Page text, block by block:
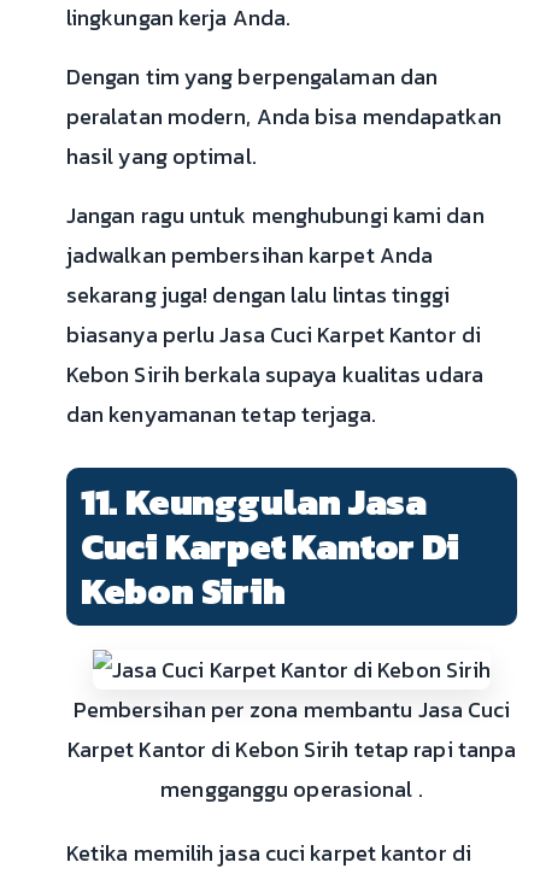
lingkungan kerja Anda.
Dengan tim yang berpengalaman dan
peralatan modern, Anda bisa mendapatkan
hasil yang optimal.
Jangan ragu untuk menghubungi kami dan
jadwalkan pembersihan karpet Anda
sekarang juga! dengan lalu lintas tinggi
biasanya perlu Jasa Cuci Karpet Kantor di
Kebon Sirih berkala supaya kualitas udara
dan kenyamanan tetap terjaga.
11. Keunggulan Jasa
Cuci Karpet Kantor Di
Kebon Sirih
Pembersihan per zona membantu Jasa Cuci
Karpet Kantor di Kebon Sirih tetap rapi tanpa
mengganggu operasional .
Ketika memilih jasa cuci karpet kantor di